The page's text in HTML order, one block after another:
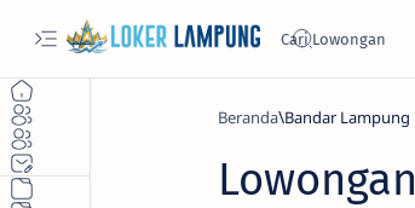
Beranda Bandar Lampung